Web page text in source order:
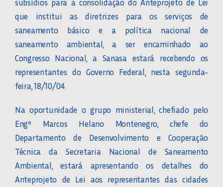
que institui as diretrizes para os serviços de
saneamento básico e a política nacional de
saneamento ambiental, a ser encaminhado ao
Congresso Nacional, a Sanasa estará recebendo os
representantes do Governo Federal, nesta segunda-
feira, 18/10/04.
Na oportunidade o grupo ministerial, chefiado pelo
Engº Marcos Helano Montenegro, chefe do
Departamento de Desenvolvimento e Cooperação
Técnica da Secretaria Nacional de Saneamento
Ambiental, estará apresentando os detalhes do
Anteprojeto de Lei aos representantes das cidades